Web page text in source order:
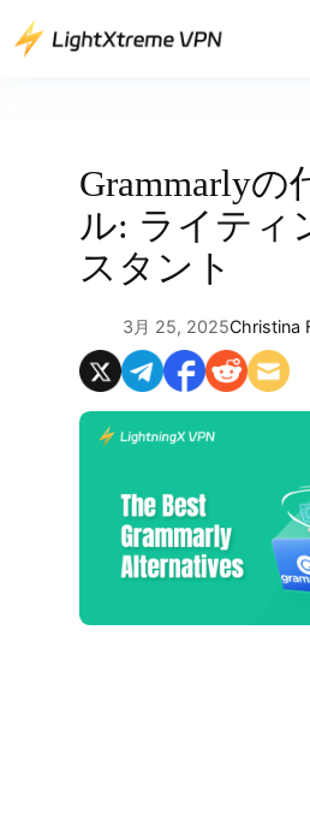
容
Grammarlyの
ル: ライティ
スタント
3月 25, 2025Christina